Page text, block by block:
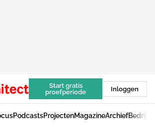
Start gratis
proefperiode
Inloggen
PodcastsProjectenMagazineArchief